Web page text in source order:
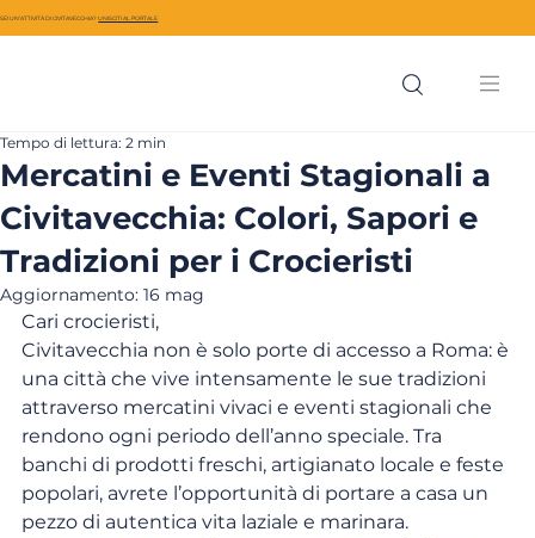
SEI UN’ATTIVITÀ DI CIVITAVECCHIA?UNISCITI AL PORTALE
Mercatini e Eventi Stagionali a
Civitavecchia: Colori, Sapori e
Tradizioni per i Crocieristi
Tempo di lettura: 2 min
Aggiornamento: 16 mag
Cari crocieristi,
Civitavecchia non è solo porte di accesso a Roma: è
una città che vive intensamente le sue tradizioni
attraverso mercatini vivaci e eventi stagionali che
rendono ogni periodo dell’anno speciale. Tra
banchi di prodotti freschi, artigianato locale e feste
popolari, avrete l’opportunità di portare a casa un
pezzo di autentica vita laziale e marinara.